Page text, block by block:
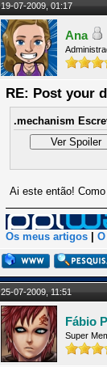
19-07-2009, 01:17
Ana
RE: Post your
.mechanism
Ai este então!
Os meus artigos |
25-07-2009, 11:51
Fábio
Super